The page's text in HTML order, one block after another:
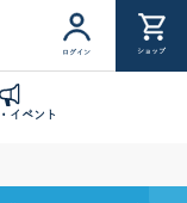
ログイン ショップ
イベント